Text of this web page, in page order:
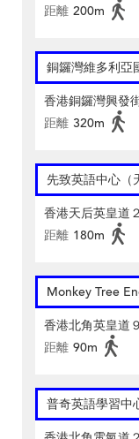
距離 200m
銅鑼灣維多利亞
香港銅鑼灣興發
距離 320m
先致英語中心（
香港天后英皇道
距離 180m
Monkey Tree
香港北角英皇道
距離 90m
普奇英語學習中